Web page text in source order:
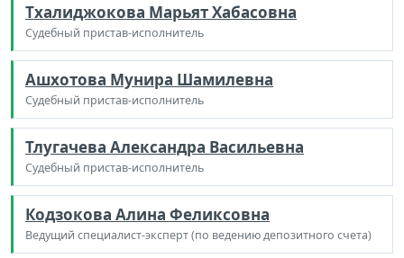
Тхалиджокова Марьят Хабасовна
Судебный пристав-исполнитель
Ашхотова Мунира Шамилевна
Судебный пристав-исполнитель
Тлугачева Александра Васильевна
Судебный пристав-исполнитель
Кодзокова Алина Феликсовна
Ведущий специалист-эксперт (по ведению депозитного счета)